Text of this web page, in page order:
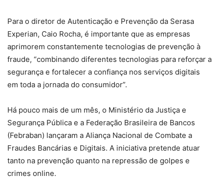
Para o diretor de Autenticação e Prevenção da Serasa
Experian, Caio Rocha, é importante que as empresas
aprimorem constantemente tecnologias de prevenção à
fraude, “combinando diferentes tecnologias para reforçar a
segurança e fortalecer a confiança nos serviços digitais
em toda a jornada do consumidor”.
Há pouco mais de um mês, o Ministério da Justiça e
Segurança Pública e a Federação Brasileira de Bancos
(Febraban) lançaram a Aliança Nacional de Combate a
Fraudes Bancárias e Digitais. A iniciativa pretende atuar
tanto na prevenção quanto na repressão de golpes e
crimes online.